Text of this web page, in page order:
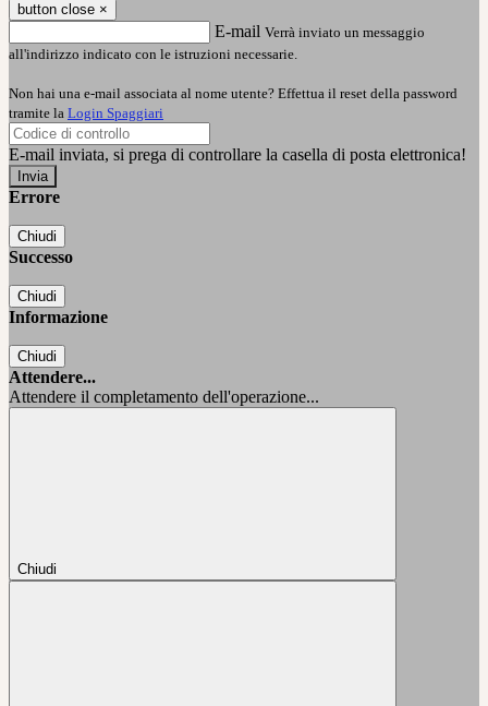
button close ×
E-mail Verrà inviato un messaggio
all'indirizzo indicato con le istruzioni necessarie.
Non hai una e-mail associata al nome utente? Effettua il reset della password
tramite la Login Spaggiari
E-mail inviata, si prega di controllare la casella di posta elettronica!
Errore
Chiudi
Successo
Chiudi
Informazione
Chiudi
Attendere...
Attendere il completamento dell'operazione...
Chiudi